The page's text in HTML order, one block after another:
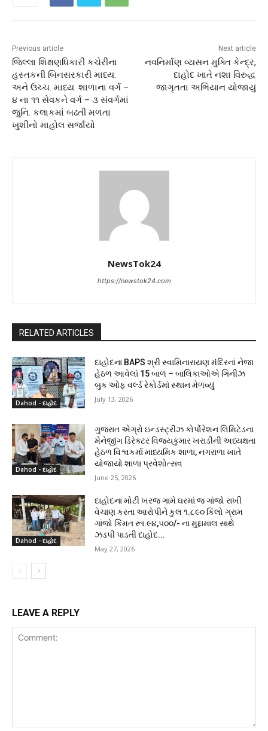
Previous article
જિલ્લા શિક્ષણધિકારી કચેરીના
હસ્તકની બિનસરકારી માધ્ય.
અને ઉચ્ચ. માધ્ય. શાળાના વર્ગ –
૪ ના ૧૧ સેવકને વર્ગ – ૩ સંવર્ગમાં
જુનિ. કલાકમાં બઢતી મળતા
ખુશીનો માહોલ સર્જાયો
Next article
નવનિર્માણ વ્યસન મુક્તિ કેન્દ્ર,
દાહોદ ખાતે નશા વિરુદ્ધ
જાગૃતતા અભિયાન યોજાયું
NewsTok24
https://newstok24.com
RELATED ARTICLES
Dahod - દાહોદ
દાહોદના BAPS શ્રી સ્વામિનારાયણ મંદિરનાં નેજા
હેઠળ આવેલાં 15 બાળ – બાલિકાઓએ ગિનીઝ
બુક ઓફ વર્લ્ડ રેકોર્ડમાં સ્થાન મેળવ્યું
July 13, 2026
Dahod - દાહોદ
ગુજરાત એગ્રો ઇન્ડસ્ટ્રીઝ કોર્પોરેશન લિમિટેડના
મેનેજીંગ ડિરેક્ટર વિજયકુમાર ખરાડીની અધ્યક્ષતા
હેઠળ વિશ્વકર્મા માધ્યમિક શાળા, નગરાળા ખાતે
યોજાયો શાળા પ્રવેશોત્સવ
June 25, 2026
Dahod - દાહોદ
દાહોદના મોટી ખરજ ગામે ઘરમાં જ ગાંજો રાખી
વેચાણ કરતા આરોપીને કુલ ૧.૮૯૦ કિલો ગ્રામ
ગાંજો કિંમત રૂા.૯૪,૫૦૦/- ના મુદ્દામાલ સાથે
ઝડપી પાડતી દાહોદ...
May 27, 2026
LEAVE A REPLY